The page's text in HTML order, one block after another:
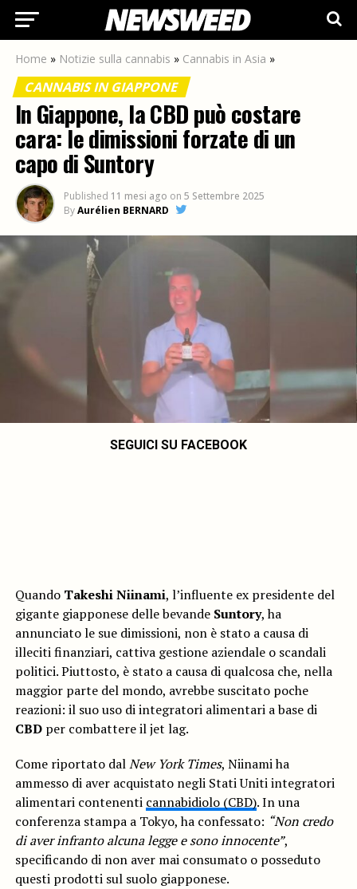
Home » Notizie sulla cannabis » Cannabis in Asia »
CANNABIS IN GIAPPONE
In Giappone, la CBD può costare
cara: le dimissioni forzate di un
capo di Suntory
Published 11 mesi ago on 5 Settembre 2025
ByAurélien BERNARD
SEGUICI SU FACEBOOK
Quando Takeshi Niinami, l’influente ex presidente del
gigante giapponese delle bevande Suntory, ha
annunciato le sue dimissioni, non è stato a causa di
illeciti finanziari, cattiva gestione aziendale o scandali
politici. Piuttosto, è stato a causa di qualcosa che, nella
maggior parte del mondo, avrebbe suscitato poche
reazioni: il suo uso di integratori alimentari a base di
CBDper combattere il jet lag.
Come riportato dalNew York Times, Niinami ha
ammesso di aver acquistato negli Stati Uniti integratori
alimentari contenenti cannabidiolo (CBD). In una
conferenza stampa a Tokyo, ha confessato: “Non credo
di aver infranto alcuna legge e sono innocente”,
specificando di non aver mai consumato o posseduto
questi prodotti sul suolo giapponese.